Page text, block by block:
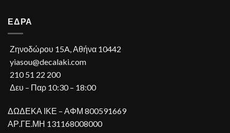
ΕΔΡΑ
Ζηνοδώρου 15A, Αθήνα 10442
yiasou@decalaki.com
210 51 22 200
Δευ – Παρ 10:30 – 18:00
ΔΩΔΕΚΑ ΙΚΕ – ΑΦΜ 800591669
ΑΡ.ΓΕ.ΜΗ 131168008000